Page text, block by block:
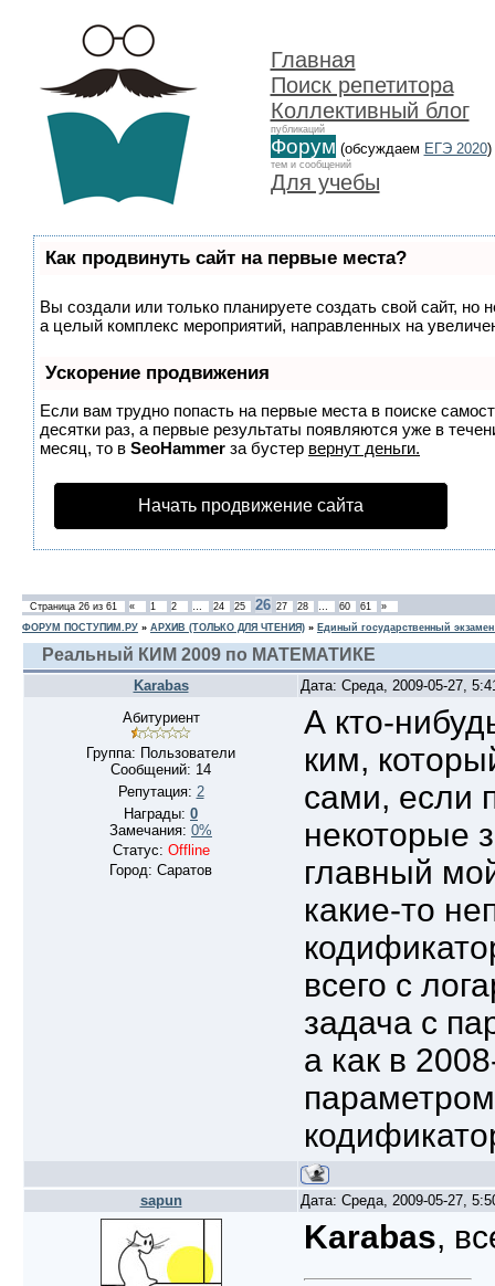
Главная
Поиск репетитора
Коллективный блог
публикаций
Форум (обсуждаем ЕГЭ 2020)
тем и сообщений
Для учебы
Как продвинуть сайт на первые места?
Вы создали или только планируете создать свой сайт, но
а целый комплекс мероприятий, направленных на
Ускорение продвижения
Если вам трудно попасть на первые места в поиске
десятки раз, а первые результаты появляются уже в
месяц, то в SeoHammer за бустер вернут деньги.
Начать продвижение сайта
Страница 26 из 61 « 1 2 … 24 25 26 27 28 … 60 61
»
ФОРУМ ПОСТУПИМ.РУ » АРХИВ (ТОЛЬКО ДЛЯ ЧТЕНИЯ) » Единый государственный экзамен
Реальный КИМ 2009 по МАТЕМАТИКЕ
Karabas
Дата: Среда, 2009-05-27,
Абитуриент
Группа: Пользователи
Сообщений: 14
Репутация: 2
Награды: 0
Замечания: 0%
Статус: Offline
Город: Саратов
А кто-
ким,
сами, если
некоторые
главный
какие-то
всего с
задача с
а как в
sapun Дата: Среда, 2009-05-27,
Karabas,